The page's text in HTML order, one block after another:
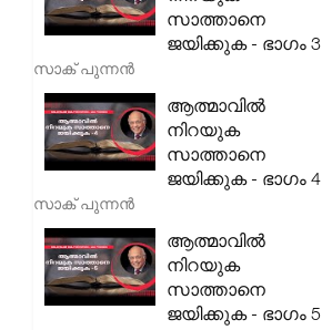
സാത്താനെ
ജയിക്കുക - ഭാഗം 3
സാക് പുന്നൻ
ആത്മാവിൽ
നിറയുക
സാത്താനെ
ജയിക്കുക - ഭാഗം 4
സാക് പുന്നൻ
ആത്മാവിൽ
നിറയുക
സാത്താനെ
ജയിക്കുക - ഭാഗം 5